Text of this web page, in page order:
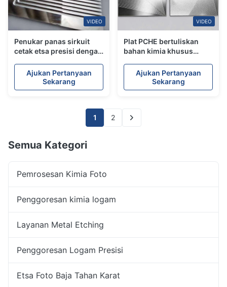
VIDEO
Penukar panas sirkuit
cetak etsa presisi dengan
Produksi Volume Tinggi
Ajukan Pertanyaan
Sekarang
VIDEO
Plat PCHE bertuliskan
bahan kimia khusus
berkinerja tinggi
Ajukan Pertanyaan
Sekarang
1 2
Semua Kategori
Pemrosesan Kimia Foto
Penggoresan kimia logam
Layanan Metal Etching
Penggoresan Logam Presisi
Etsa Foto Baja Tahan Karat